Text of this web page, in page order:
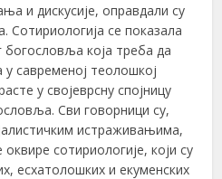
и дискусије, оправдали су
Сотириологија се показала
богословља која треба да
савременој теолошкој
у својеврсну спојницу
Сви говорници су,
истраживањима,
сотириологије, који су
есхатолошких и екуменских